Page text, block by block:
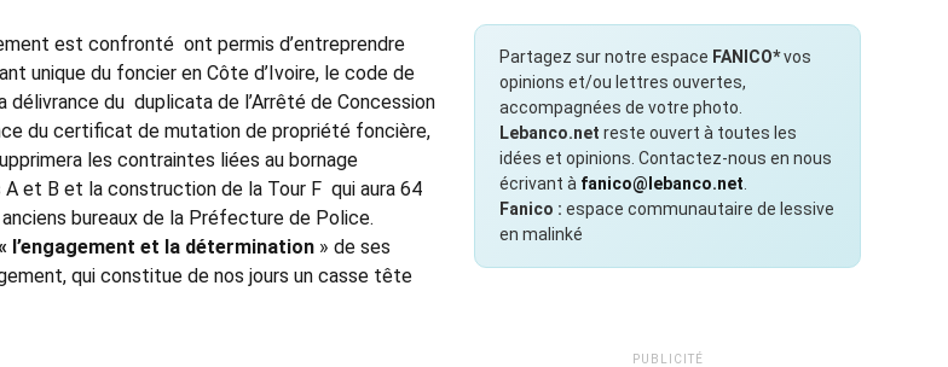
est confronté ont permis d’entreprendre
unique du foncier en Côte d’Ivoire, le code de
délivrance du duplicata de l’Arrêté de Concession
du certificat de mutation de propriété foncière,
les contraintes liées au bornage
et B et la construction de la Tour F qui aura 64
bureaux de la Préfecture de Police.
l’engagement et la détermination » de ses
qui constitue de nos jours un casse tête
Partagez sur notre espace FANICO*vos
opinions et/ou lettres ouvertes,
accompagnées de votre photo.
Lebanco.net reste ouvert à toutes les
idées et opinions. Contactez-nous en nous
écrivant à fanico@lebanco.net
Fanico : espace communautaire de lessive
en malinké
PUBLICITÉ